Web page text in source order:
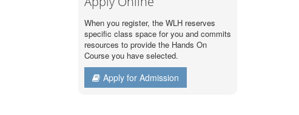
When you register, the WLH reserves
specific class space for you and commits
resources to provide the Hands On
Course you have selected.
Apply for Admission